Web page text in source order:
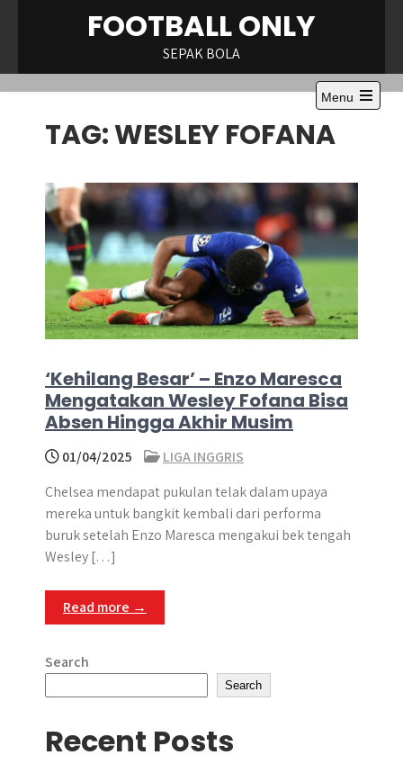
FOOTBALL ONLY
SEPAK BOLA
Menu
Open
TAG:WESLEY FOFANA
‘Kehilang Besar’ – Enzo Maresca
Mengatakan Wesley Fofana Bisa
Absen Hingga Akhir Musim
01/04/2025
LIGA INGGRIS
Chelsea mendapat pukulan telak dalam upaya
mereka untuk bangkit kembali dari performa
buruk setelah Enzo Maresca mengakui bek tengah
Wesley […]
Read more →
Search
Search
Recent Posts